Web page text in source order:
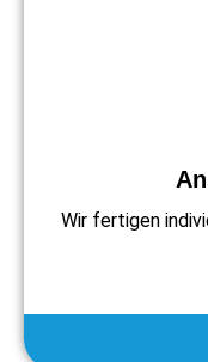
Wir fertigen